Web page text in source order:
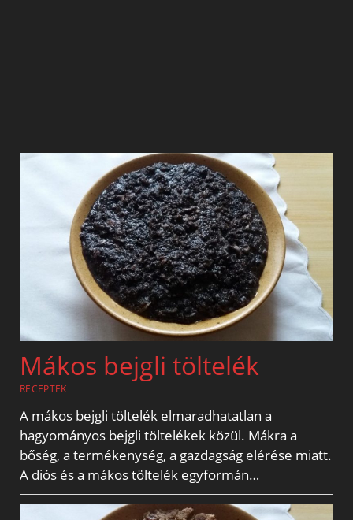
Mákos bejgli töltelék
RECEPTEK
A mákos bejgli töltelék elmaradhatatlan a
hagyományos bejgli töltelékek közül. Mákra a
bőség, a termékenység, a gazdagság elérése miatt.
A diós és a mákos töltelék egyformán…